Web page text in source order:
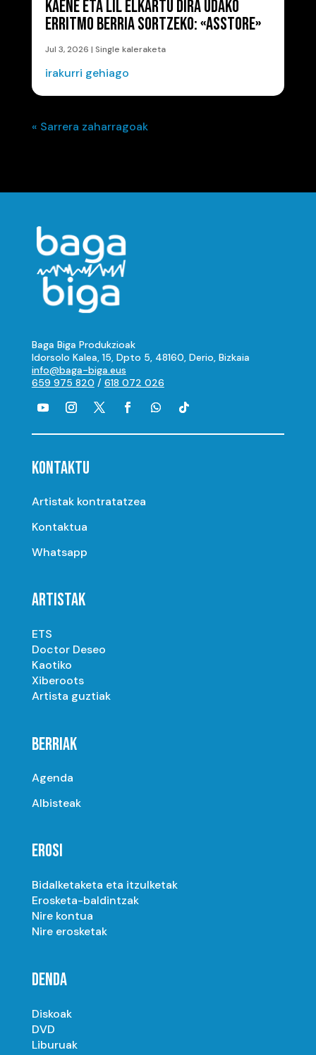
KAENE ETA LIL ELKARTU DIRA UDAKO
ERRITMO BERRIA SORTZEKO: «ASSTORE»
Jul 3, 2026 | Single kaleraketa
irakurri gehiago
« Sarrera zaharragoak
Baga Biga Produkzioak
Idorsolo Kalea, 15, Dpto 5, 48160, Derio, Bizkaia
info@baga-biga.eus
659 975 820 / 618 072 026
KONTAKTU
Artistak kontratatzea
Kontaktua
Whatsapp
ARTISTAK
ETS
Doctor Deseo
Kaotiko
Xiberoots
Artista guztiak
BERRIAK
Agenda
Albisteak
EROSI
Bidalketaketa eta itzulketak
Erosketa-baldintzak
Nire kontua
Nire erosketak
DENDA
Diskoak
DVD
Liburuak